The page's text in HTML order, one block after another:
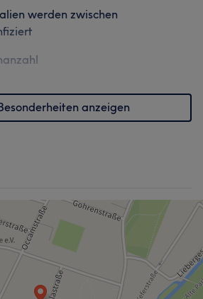
starke Frau. Sich selbst!
werden zwischen
anzeigen